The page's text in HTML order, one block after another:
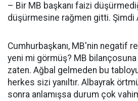
– Bir MB başkanı faizi
düşürmesine rağmen gitti. Şimdi
Cumhurbaşkanı, MB'nin negatif
yeni mi görmüş? MB
zaten. Ağbal gelmeden bu
herkes sizi yanıltır. Albayrak
sonra anlamışsa durum çok